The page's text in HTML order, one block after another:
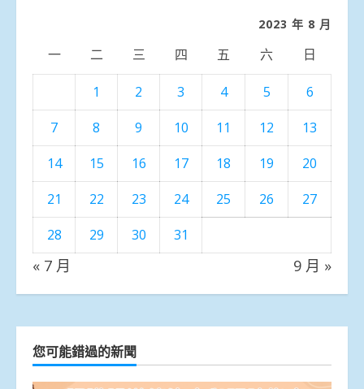
2023 年 8 月
一 二 三 四 五 六 日
1 2 3 4 5
6
7
8 9 10 11 12
13
14
15 16 17 18 19
20
21
22 23 24 25 26
27
28
29 30 31
« 7 月 9 月 »
您可能錯過的新聞